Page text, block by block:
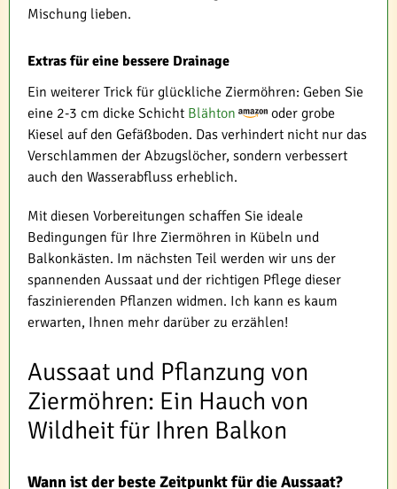
Mischung lieben.
Extras für eine bessere Drainage
Ein weiterer Trick für glückliche Ziermöhren: Geben Sie
eine 2-3 cm dicke Schicht Blähton
oder grobe
Kiesel auf den Gefäßboden. Das verhindert nicht nur das
Verschlammen der Abzugslöcher, sondern verbessert
auch den Wasserabfluss erheblich.
Mit diesen Vorbereitungen schaffen Sie ideale
Bedingungen für Ihre Ziermöhren in Kübeln und
Balkonkästen. Im nächsten Teil werden wir uns der
spannenden Aussaat und der richtigen Pflege dieser
faszinierenden Pflanzen widmen. Ich kann es kaum
erwarten, Ihnen mehr darüber zu erzählen!
Aussaat und Pflanzung von
Ziermöhren: Ein Hauch von
Wildheit für Ihren Balkon
Wann ist der beste Zeitpunkt für die Aussaat?